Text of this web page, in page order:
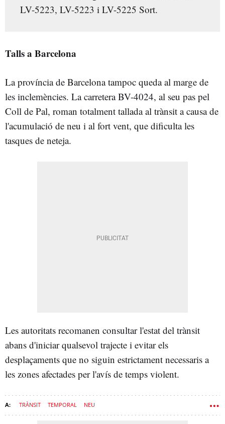
LV-5223, LV-5223 i LV-5225 Sort.
Talls a Barcelona
La província de Barcelona tampoc queda al marge de
les inclemències. La carretera BV-4024, al seu pas pel
Coll de Pal, roman totalment tallada al trànsit a causa de
l'acumulació de neu i al fort vent, que dificulta les
tasques de neteja.
Les autoritats recomanen consultar l'estat del trànsit
abans d'iniciar qualsevol trajecte i evitar els
desplaçaments que no siguin estrictament necessaris a
les zones afectades per l'avís de temps violent.
TRÀNSIT TEMPORAL NEU